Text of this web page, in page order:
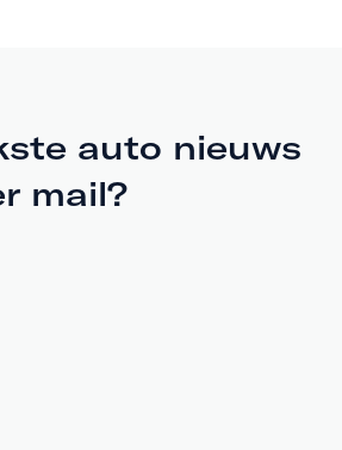
auto nieuws
mail?